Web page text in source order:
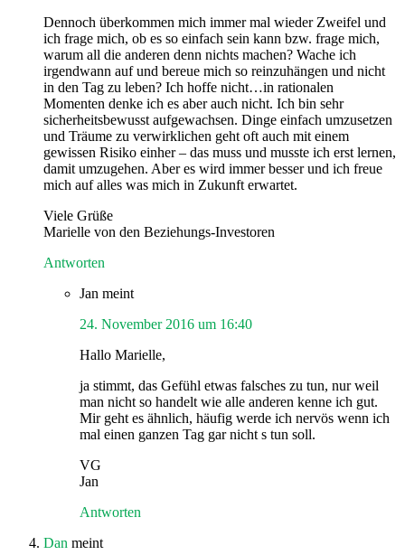
Dennoch überkommen mich immer mal wieder Zweifel und
ich frage mich, ob es so einfach sein kann bzw. frage mich,
warum all die anderen denn nichts machen? Wache ich
irgendwann auf und bereue mich so reinzuhängen und nicht
in den Tag zu leben? Ich hoffe nicht…in rationalen
Momenten denke ich es aber auch nicht. Ich bin sehr
sicherheitsbewusst aufgewachsen. Dinge einfach umzusetzen
und Träume zu verwirklichen geht oft auch mit einem
gewissen Risiko einher – das muss und musste ich erst lernen,
damit umzugehen. Aber es wird immer besser und ich freue
mich auf alles was mich in Zukunft erwartet.
Viele Grüße
Marielle von den Beziehungs-Investoren
Antworten
Jan meint
24. November 2016 um 16:40
Hallo Marielle,
ja stimmt, das Gefühl etwas falsches zu tun, nur weil
man nicht so handelt wie alle anderen kenne ich gut.
Mir geht es ähnlich, häufig werde ich nervös wenn ich
mal einen ganzen Tag gar nicht s tun soll.
VG
Jan
Antworten
Dan meint